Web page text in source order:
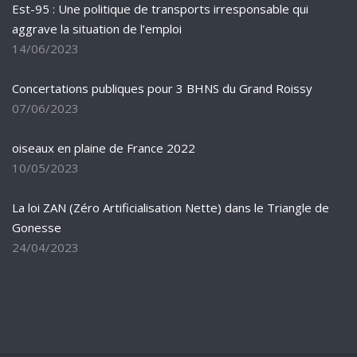
Est-95 : Une politique de transports irresponsable qui
aggrave la situation de l’emploi
14/06/2023
Concertations publiques pour 3 BHNS du Grand Roissy
07/06/2023
oiseaux en plaine de France 2022
10/05/2023
La loi ZAN (Zéro Artificialisation Nette) dans le Triangle de
Gonesse
24/04/2023